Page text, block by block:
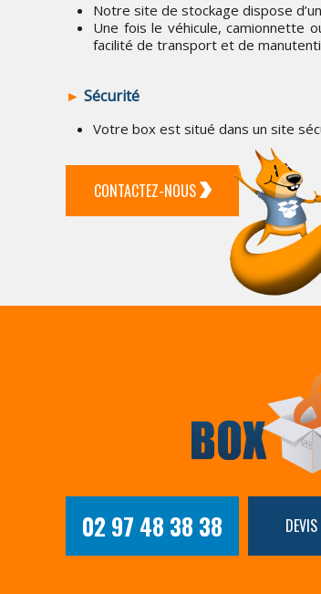
Notre site de stockage dispose d’un
Une fois le véhicule, camionnette
facilité de transport et de
► Sécurité
Votre box est situé dans un site
CONTACTEZ-NOUS
02 97 48 38 38